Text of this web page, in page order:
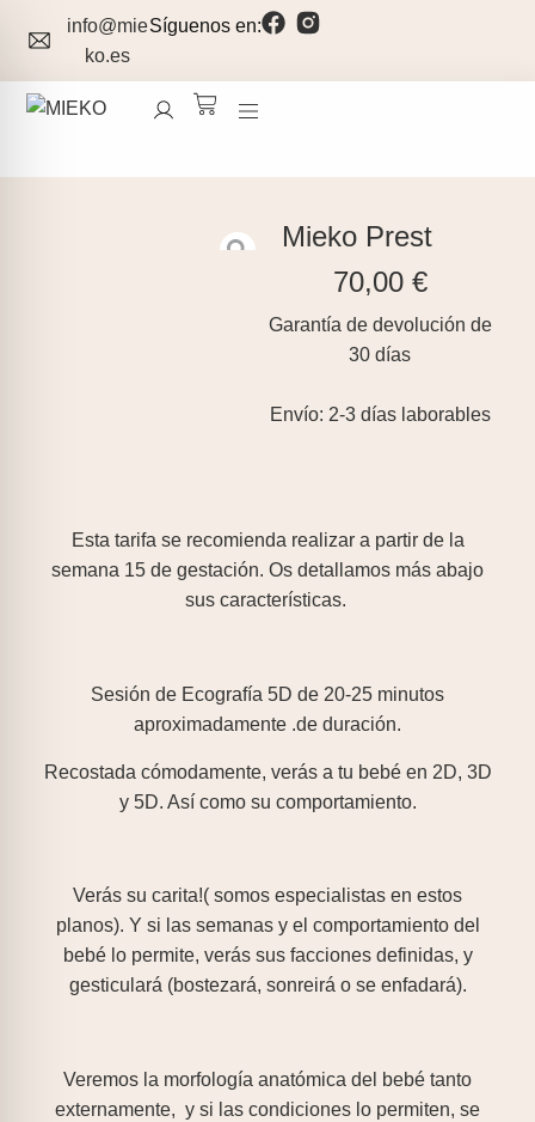
info@mie
ko.es
Síguenos en:
Mieko Prest
70,00 €
Garantía de devolución de
30 días
Envío: 2-3 días laborables
Esta tarifa se recomienda realizar a partir de la
semana 15 de gestación. Os detallamos más abajo
sus características.
Sesión de Ecografía 5D de 20-25 minutos
aproximadamente .de duración.
Recostada cómodamente, verás a tu bebé en 2D, 3D
y 5D. Así como su comportamiento.
Verás su carita!( somos especialistas en estos
planos). Y si las semanas y el comportamiento del
bebé lo permite, verás sus facciones definidas, y
gesticulará (bostezará, sonreirá o se enfadará).
Veremos la morfología anatómica del bebé tanto
externamente, y si las condiciones lo permiten, se